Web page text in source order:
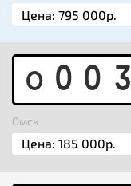
O 0 0 3
Омск